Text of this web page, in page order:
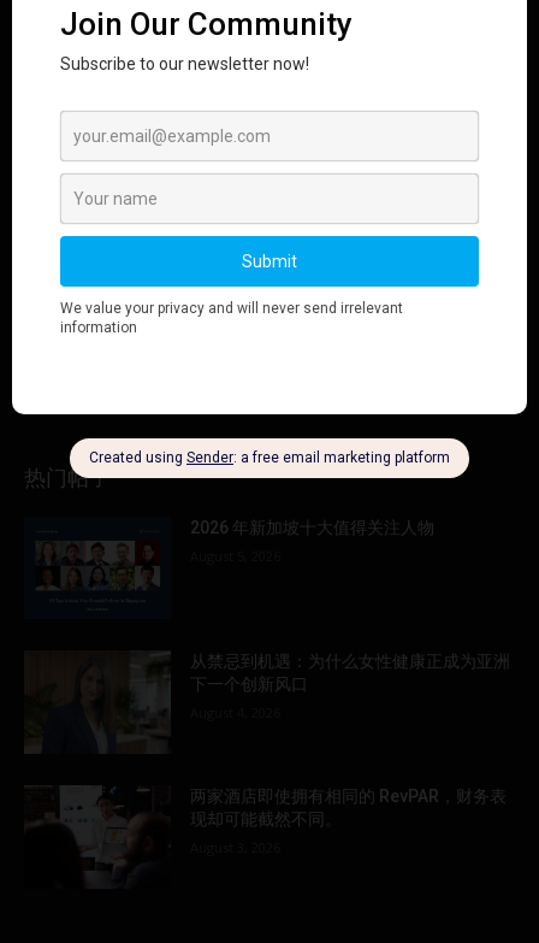
August 4, 2026
两家酒店即使拥有相同的 RevPAR，财务表
热门帖子
2026 年新加坡十大值得关注人物
从禁忌到机遇：为什么女性健康正成为亚洲
下一个创新风口
两家酒店即使拥有相同的 RevPAR，财务表
现却可能截然不同。